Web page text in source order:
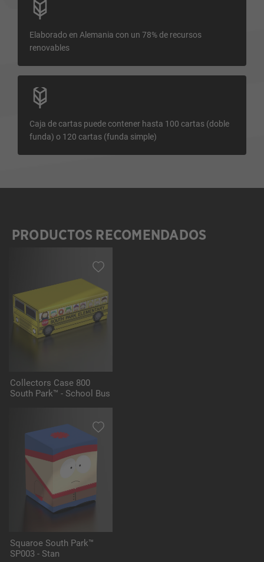
Elaborado en Alemania con un 78% de recursos
renovables
Caja de cartas puede contener hasta 100 cartas (doble
funda) o 120 cartas (funda simple)
Omitir la galería de productos
PRODUCTOS RECOMENDADOS
Collectors Case 800
South Park™ - School Bus
Squaroe South Park™
SP003 - Stan